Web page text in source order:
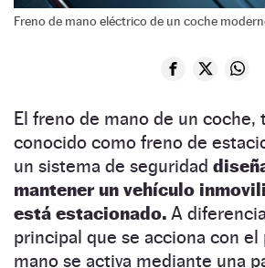
Freno de mano eléctrico de un coche
El freno de mano de un coche,
conocido como freno de
un sistema de seguridad
mantener un vehículo
está estacionado. A
principal que se acciona con
mano se activa mediante una